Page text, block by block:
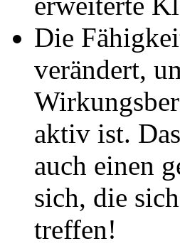
Die
verändert,
aktiv ist.
auch einen
sich, die
treffen!